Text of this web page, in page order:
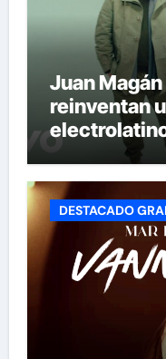
Juan
reinventan
(BPA26)”
DESTACADO